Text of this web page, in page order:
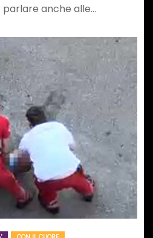
parlare anche alle…